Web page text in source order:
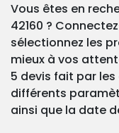
Vous êtes en
42160 ?
sélectionnez les
mieux à vos
5 devis fait par
différents
ainsi que la date